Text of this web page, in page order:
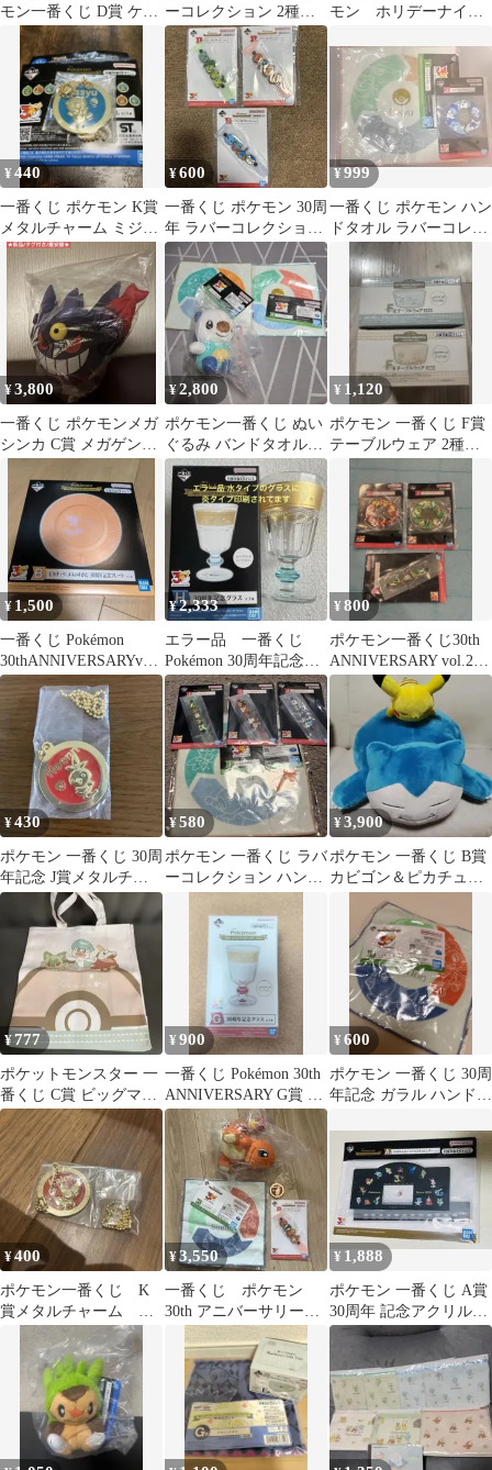
モン一番くじ D賞 ケロ
マツ ぬいぐるみ
ーコレクション 2種セ
ット
モン ホリデーナイ
オル
¥440
一番くじ ポケモン K賞
メタルチャーム ミジュ
マル
¥600
一番くじ ポケモン 30周
年 ラバーコレクション
3種セット
¥999
一番くじ ポケモン ハン
ドタオル ラバーコレク
ション
¥3,800
一番くじ ポケモンメガ
シンカ C賞 メガゲンガ
ーぬいぐるみ 新品タグ
付き 最安値
¥2,800
ポケモン一番くじ ぬい
ぐるみ バンドタオルセ
ット
¥ 1,120
ポケモン 一番くじ F賞
テーブルウェア 2種セ
¥ 1,500
一番くじ Pokémon
30thANNIVERSARYvol.
2 プレート②
¥2,333
エラー品 一番くじ
Pokémon 30周年記念グ
ラス H賞
¥800
ポケモン一番くじ30th
ANNIVERSARY vol.2 J
賞
¥430
ポケモン 一番くじ 30周
年記念 J賞メタルチャ
ーム アチャモ
¥580
ポケモン 一番くじ ラバ
ーコレクション ハンド
¥3,900
ポケモン 一番くじ B賞
カビゴン＆ピカチュウ
ぬいぐるみ
¥777
ポケットモンスター 一
番くじ C賞 ビッグマル
チバッグ
¥900
一番くじ Pokémon 30th
ANNIVERSARY G賞 グ
ラス
¥600
ポケモン 一番くじ 30周
年記念 ガラル ハンドタ
¥400
ポケモン一番くじ K
賞メタルチャーム フ
¥3,550
一番くじ ポケモン
30th アニバーサリー
ヒトカゲ カントー地
方 C賞 ほか
¥ 1,888
ポケモン 一番くじ A賞
30周年 記念アクリル万
年カレンダー